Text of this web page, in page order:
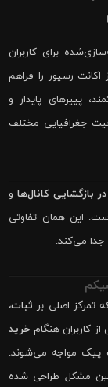
برای کاربران
اکانت رسیور را فراهم
پییرهای پایدار و
جغرافیایی مختلف
بازگشایی کانال‌هاو
این همان تفاوتی
می‌کند.
تمرکز اصلی بر ثبات،
کاربران هنگام خرید
پیک مواجه می‌شوند.
مشکل طراحی شده